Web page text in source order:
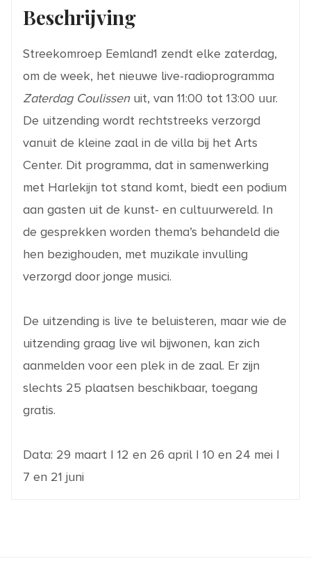
Beschrijving
Streekomroep Eemland1 zendt elke zaterdag,
om de week, het nieuwe live-radioprogramma
Zaterdag Coulissenuit, van 11:00 tot 13:00 uur.
De uitzending wordt rechtstreeks verzorgd
vanuit de kleine zaal in de villa bij het Arts
Center. Dit programma, dat in samenwerking
met Harlekijn tot stand komt, biedt een podium
aan gasten uit de kunst- en cultuurwereld. In
de gesprekken worden thema’s behandeld die
hen bezighouden, met muzikale invulling
verzorgd door jonge musici.
De uitzending is live te beluisteren, maar wie de
uitzending graag live wil bijwonen, kan zich
aanmelden voor een plek in de zaal. Er zijn
slechts 25 plaatsen beschikbaar, toegang
gratis.
Data: 29 maart | 12 en 26 april | 10 en 24 mei |
7 en 21 juni